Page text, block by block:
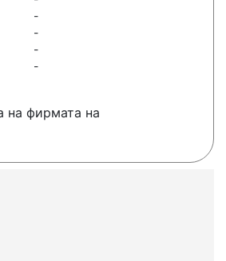
-
-
-
-
на фирмата на